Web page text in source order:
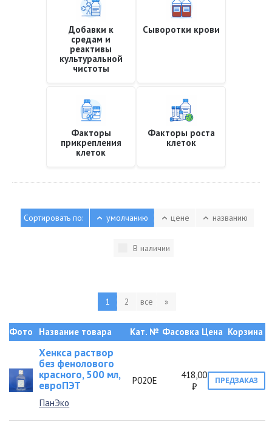
Добавки к
средам и
реактивы
культуральной
чистоты
Сыворотки крови
Факторы
прикрепления
клеток
Факторы роста
клеток
Сортировать по: умолчанию цене названию
В наличии
1 2 все »
Фото Название товара Кат. № Фасовка Цена Корзина
Хенкса раствор
без фенолового
красного, 500 мл,
евроПЭТ
ПанЭко
Р020Е
418,00
₽
ПРЕДЗАКАЗ